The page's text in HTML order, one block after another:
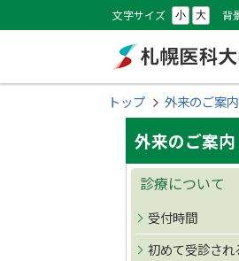
文
メ
設
定
文字サイズ 小 大 背
札幌医科
病院
現
トップ 外来のご案内
サ
イ
ド
外来のご案内
診療について
受付時間
初めて受診され
文
戻